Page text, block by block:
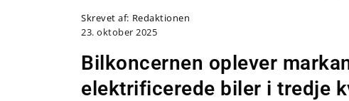
Skrevet af: Redaktionen
23. oktober 2025
Bilkoncernen oplever
elektrificerede biler i tredje